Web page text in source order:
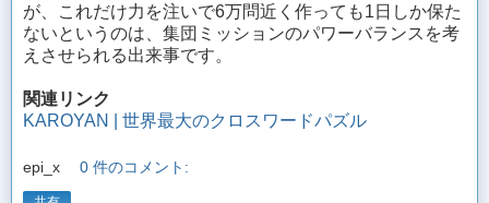
が、これだけ力を注いで6万問近く作っても1日しか保た
ないというのは、集団ミッションのパワーバランスを考
えさせられる出来事です。
関連リンク
KAROYAN | 世界最大のクロスワードパズル
epi_x 0 件のコメント: